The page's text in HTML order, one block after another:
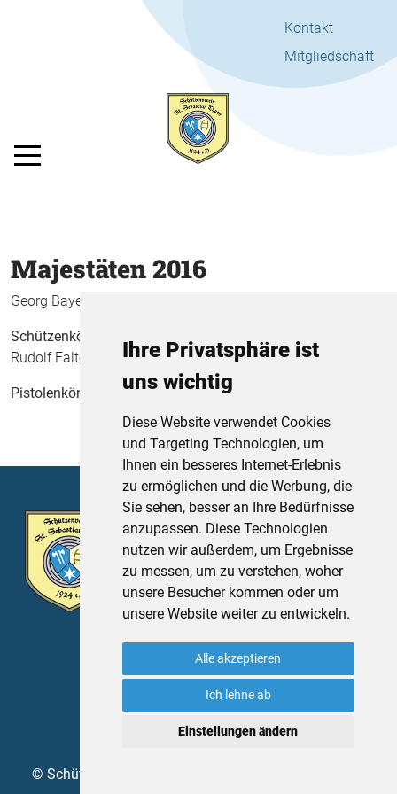
Ihre Privatsphäre ist
uns wichtig
Diese Website verwendet Cookies
und Targeting Technologien, um
Ihnen ein besseres Internet-Erlebnis
zu ermöglichen und die Werbung, die
Sie sehen, besser an Ihre Bedürfnisse
anzupassen. Diese Technologien
nutzen wir außerdem, um Ergebnisse
zu messen, um zu verstehen, woher
unsere Besucher kommen oder um
unsere Website weiter zu entwickeln.
Alle akzeptieren
Ich lehne ab
Einstellungen ändern
Kontakt
Mitgliedschaft
Mobile Menu Toggle
Majestäten 2016
Georg Bayer
Schützenkönig
Rudolf Faltermeier
Pistolenkönig
Lukas Lieb
Jugendkönig
Schützenverein St. Sebastian Thurn
e.V.
91336 Heroldsbach
Datenschutz
Cookie Einstellungen
© Schützenverein St. Sebastian Thurn 1924 e.V. 2026